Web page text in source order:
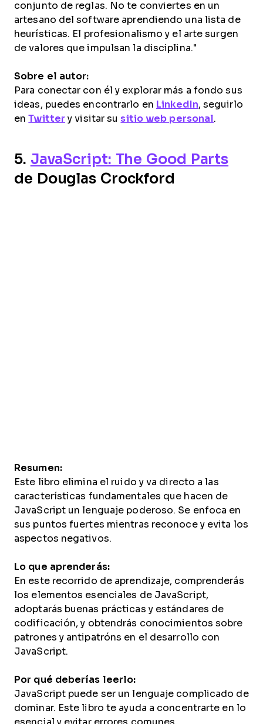
conjunto de reglas. No te conviertes en un
artesano del software aprendiendo una lista de
heurísticas. El profesionalismo y el arte surgen
de valores que impulsan la disciplina."
Sobre el autor:
Para conectar con él y explorar más a fondo sus
ideas, puedes encontrarlo en LinkedIn, seguirlo
enTwitter y visitar su sitio web personal.
5. JavaScript: The Good Parts
de Douglas Crockford
Resumen:
Este libro elimina el ruido y va directo a las
características fundamentales que hacen de
JavaScript un lenguaje poderoso. Se enfoca en
sus puntos fuertes mientras reconoce y evita los
aspectos negativos.
Lo que aprenderás:
En este recorrido de aprendizaje, comprenderás
los elementos esenciales de JavaScript,
adoptarás buenas prácticas y estándares de
codificación, y obtendrás conocimientos sobre
patrones y antipatróns en el desarrollo con
JavaScript.
Por qué deberías leerlo:
JavaScript puede ser un lenguaje complicado de
dominar. Este libro te ayuda a concentrarte en lo
esencial y evitar errores comunes,